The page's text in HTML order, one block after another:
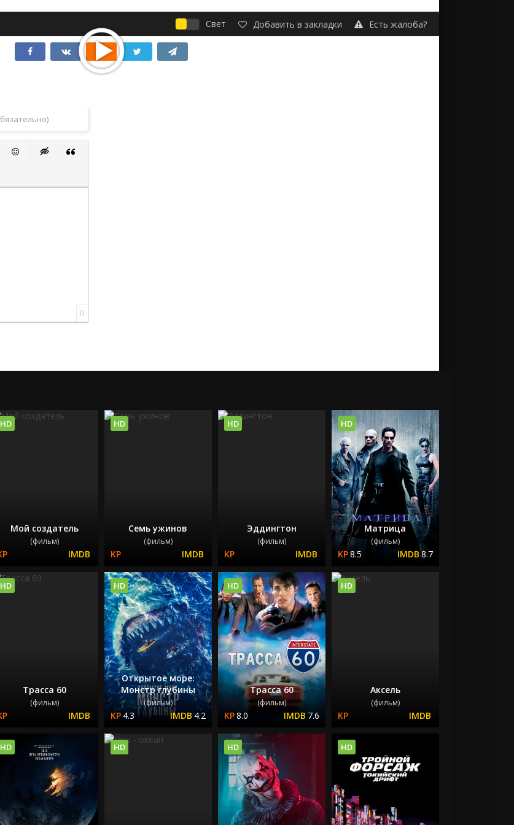
Свет Добавить в закладки Есть жалоба?
0
Мой создатель
(фильм)
HD
Семь ужинов
(фильм)
HD
Эддингтон
(фильм)
HD
Матрица
(фильм)
8.5 8.7
HD
Трасса 60
(фильм)
HD
Открытое море:
Монстр глубины
(фильм)
4.3 4.2
HD
Трасса 60
(фильм)
8.0 7.6
HD
Аксель
(фильм)
HD
HD HD HD HD